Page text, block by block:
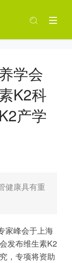
学会
K2科
产学
健康具有重
家峰会于上海
发布维生素K2
，专项将资助